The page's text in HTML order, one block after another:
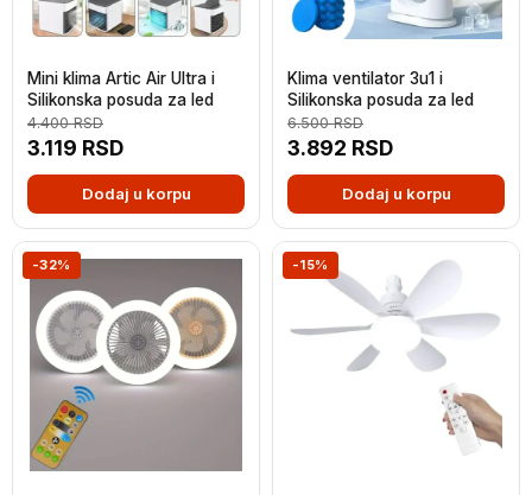
Mini klima Artic Air Ultra i
Silikonska posuda za led
3.119 RSD
4.400RSD
Dodaj u korpu
Klima ventilator 3u1 i
Silikonska posuda za led
3.892 RSD
6.500RSD
Dodaj u korpu
-32% -15%